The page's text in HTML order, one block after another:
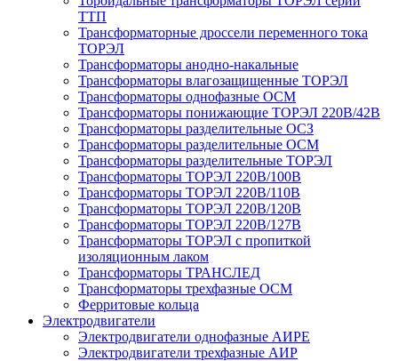
ТТП
Трансформаторные дроссели переменного тока
ТОРЭЛ
Трансформаторы анодно-накальные
Трансформаторы влагозащищенные ТОРЭЛ
Трансформаторы однофазные ОСМ
Трансформаторы понижающие ТОРЭЛ 220В/42В
Трансформаторы разделительные ОСЗ
Трансформаторы разделительные ОСМ
Трансформаторы разделительные ТОРЭЛ
Трансформаторы ТОРЭЛ 220В/100В
Трансформаторы ТОРЭЛ 220В/110В
Трансформаторы ТОРЭЛ 220В/120В
Трансформаторы ТОРЭЛ 220В/127В
Трансформаторы ТОРЭЛ с пропиткой
изоляционным лаком
Трансформаторы ТРАНСЛЕД
Трансформаторы трехфазные ОСМ
Ферритовые кольца
Электродвигатели
Электродвигатели однофазные АИРЕ
Электродвигатели трехфазные АИР